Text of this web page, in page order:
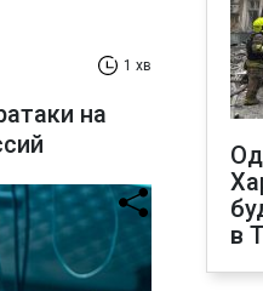
1 хв
на
в